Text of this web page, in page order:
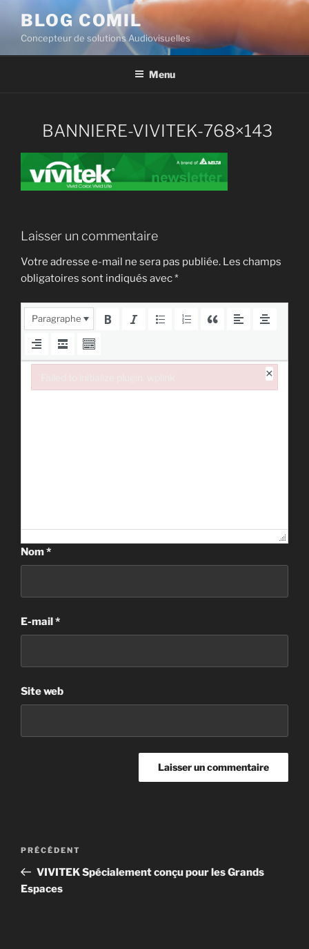
BLOG COMIL
Concepteur de solutions Audiovisuelles
Menu
BANNIERE-VIVITEK-768×143
Laisser un commentaire
Votre adresse e-mail ne sera pas publiée. Les champs
obligatoires sont indiqués avec*
Paragraphe
Nom*
E-mail*
Site web
PRÉCÉDENT
VIVITEK Spécialement conçu pour les Grands
Espaces
×
Failed to initialize plugin: wplink